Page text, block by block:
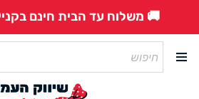
🚚 משלוח עד הבית חינם בקנייה